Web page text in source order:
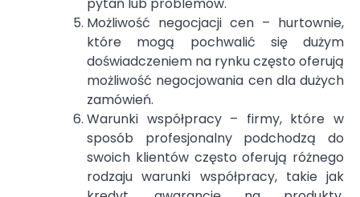
pytań lub problemów.
Możliwość negocjacji cen – hurtownie,
które mogą pochwalić się dużym
doświadczeniem na rynku często oferują
możliwość negocjowania cen dla dużych
zamówień.
Warunki współpracy – firmy, które w
sposób profesjonalny podchodzą do
swoich klientów często oferują różnego
rodzaju warunki współpracy, takie jak